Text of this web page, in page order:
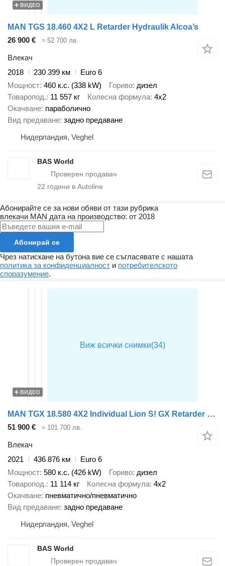
ВИДЕО
MAN TGS 18.460 4X2 L Retarder Hydraulik Alcoa’s
26 900 €
≈ 52 700 лв.
Влекач
2018
230 399 км
Euro 6
Мощност 460 к.с. (338 kW) Гориво дизел
Товаропод. 11 557 кг Колесна формула 4x2
Окачване параболично
Вид предаване задно предаване
Нидерландия, Veghel
BAS World
22 години в Autoline
Абонирайте се за нови обяви от тази рубрика
влекачи MAN дата на производство: от 2018
Абонирай се
Чрез натискане на бутона вие се съгласявате с нашата
политика за конфиденциалност и потребителското
споразумение.
ВИДЕО
MAN TGX 18.580 4X2 Individual Lion S! GX Retarder Full-AIr 2xTanks A
51 900 € ≈ 101 700 лв.
Влекач
2021
436 876 км
Euro 6
Мощност 580 к.с. (426 kW) Гориво дизел
Товаропод. 11 114 кг Колесна формула 4x2
Окачване пневматично/пневматично
Вид предаване задно предаване
Нидерландия, Veghel
BAS World